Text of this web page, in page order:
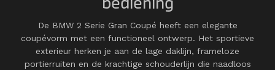
De BMW 2 Serie Gran Coupé heeft een elegante
coupévorm met een functioneel ontwerp. Het sportieve
exterieur herken je aan de lage daklijn, frameloze
portierruiten en de krachtige schouderlijn die naadloos